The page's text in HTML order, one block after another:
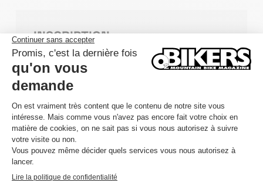
INSCRIPTION
S'INSCRIRE
DÉTAILS